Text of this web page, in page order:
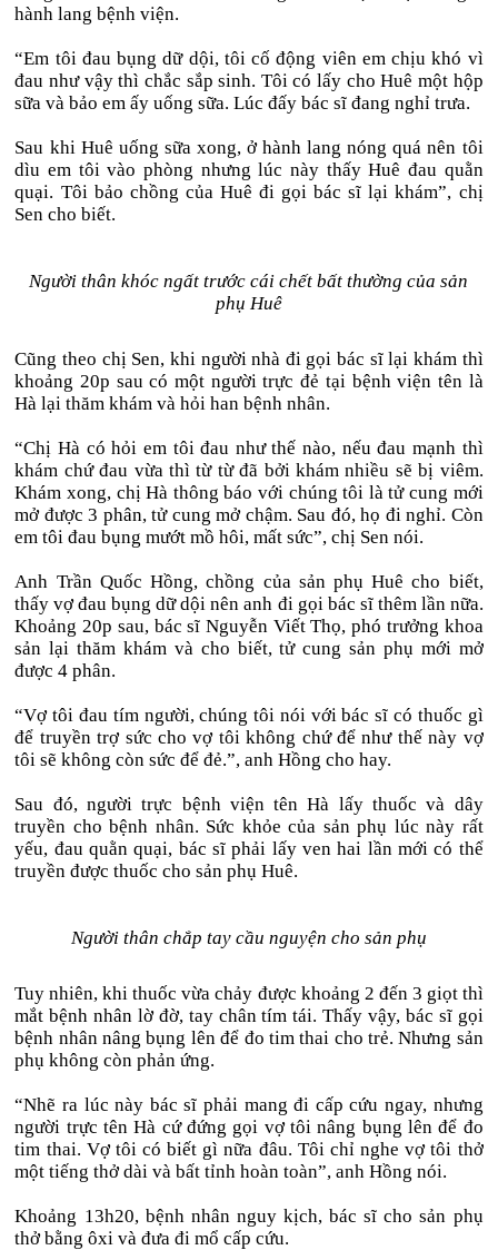
hành lang bệnh viện.
“Em tôi đau bụng dữ dội, tôi cố động viên em chịu khó vì
đau như vậy thì chắc sắp sinh. Tôi có lấy cho Huê một hộp
sữa và bảo em ấy uống sữa. Lúc đấy bác sĩ đang nghỉ trưa.
Sau khi Huê uống sữa xong, ở hành lang nóng quá nên tôi
dìu em tôi vào phòng nhưng lúc này thấy Huê đau quằn
quại. Tôi bảo chồng của Huê đi gọi bác sĩ lại khám”, chị
Sen cho biết.
Người thân khóc ngất trước cái chết bất thường của sản
phụ Huê
Cũng theo chị Sen, khi người nhà đi gọi bác sĩ lại khám thì
khoảng 20p sau có một người trực đẻ tại bệnh viện tên là
Hà lại thăm khám và hỏi han bệnh nhân.
“Chị Hà có hỏi em tôi đau như thế nào, nếu đau mạnh thì
khám chứ đau vừa thì từ từ đã bởi khám nhiều sẽ bị viêm.
Khám xong, chị Hà thông báo với chúng tôi là tử cung mới
mở được 3 phân, tử cung mở chậm. Sau đó, họ đi nghỉ. Còn
em tôi đau bụng mướt mồ hôi, mất sức”, chị Sen nói.
Anh Trần Quốc Hồng, chồng của sản phụ Huê cho biết,
thấy vợ đau bụng dữ dội nên anh đi gọi bác sĩ thêm lần nữa.
Khoảng 20p sau, bác sĩ Nguyễn Viết Thọ, phó trưởng khoa
sản lại thăm khám và cho biết, tử cung sản phụ mới mở
được 4 phân.
“Vợ tôi đau tím người, chúng tôi nói với bác sĩ có thuốc gì
để truyền trợ sức cho vợ tôi không chứ để như thế này vợ
tôi sẽ không còn sức để đẻ.”, anh Hồng cho hay.
Sau đó, người trực bệnh viện tên Hà lấy thuốc và dây
truyền cho bệnh nhân. Sức khỏe của sản phụ lúc này rất
yếu, đau quằn quại, bác sĩ phải lấy ven hai lần mới có thể
truyền được thuốc cho sản phụ Huê.
Người thân chắp tay cầu nguyện cho sản phụ
Tuy nhiên, khi thuốc vừa chảy được khoảng 2 đến 3 giọt thì
mắt bệnh nhân lờ đờ, tay chân tím tái. Thấy vậy, bác sĩ gọi
bệnh nhân nâng bụng lên để đo tim thai cho trẻ. Nhưng sản
phụ không còn phản ứng.
“Nhẽ ra lúc này bác sĩ phải mang đi cấp cứu ngay, nhưng
người trực tên Hà cứ đứng gọi vợ tôi nâng bụng lên để đo
tim thai. Vợ tôi có biết gì nữa đâu. Tôi chỉ nghe vợ tôi thở
một tiếng thở dài và bất tỉnh hoàn toàn”, anh Hồng nói.
Khoảng 13h20, bệnh nhân nguy kịch, bác sĩ cho sản phụ
thở bằng ôxi và đưa đi mổ cấp cứu.